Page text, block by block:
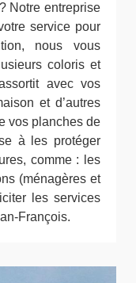
Notre entreprise
service pour
nous vous
coloris et
avec vos
et d’autres
vos planches de
à les protéger
comme : les
(ménagères et
les services
François.